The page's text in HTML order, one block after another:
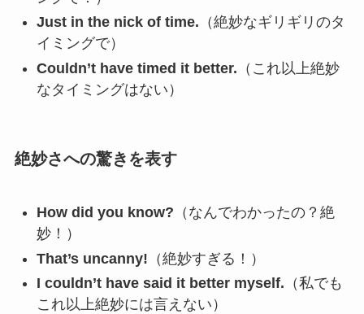
Just in the nick of time. （絶妙なギリギリのタ
イミングで）
Couldn’t have timed it better. （これ以上絶妙
なタイミングはない）
絶妙さへの驚きを表す
How did you know? （なんでわかったの？絶
妙！）
That’s uncanny! （絶妙すぎる！）
I couldn’t have said it better myself. （私でも
これ以上絶妙には言えない）